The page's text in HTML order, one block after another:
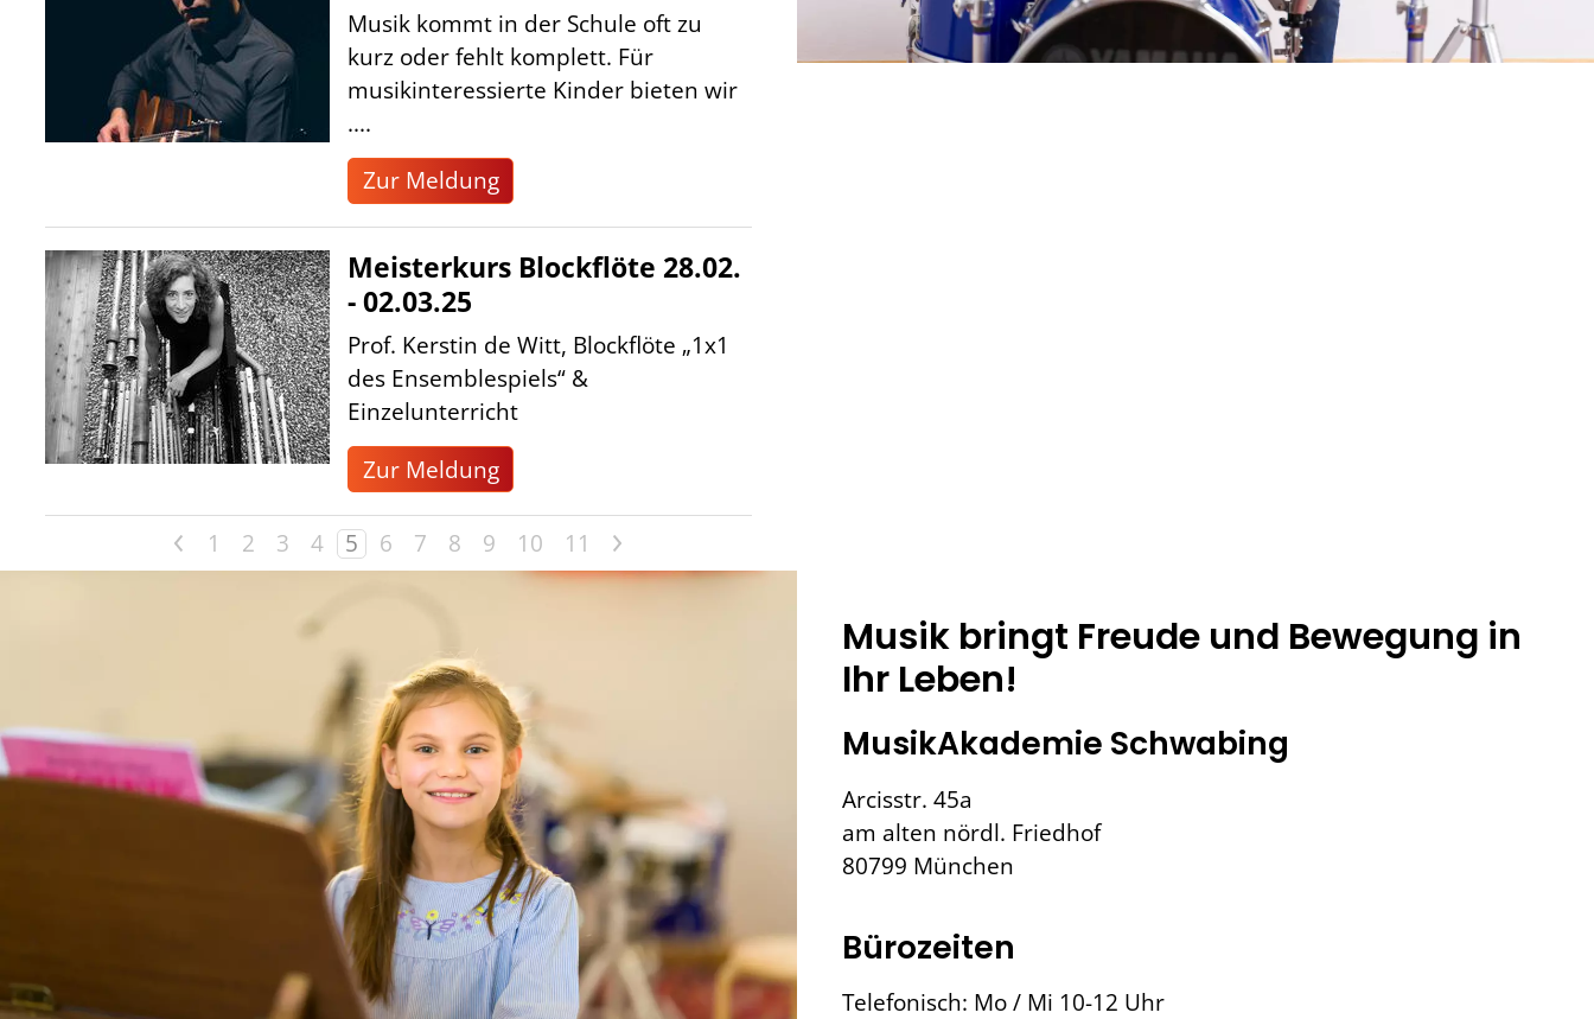
Musik kommt in der Schule oft zu
kurz oder fehlt komplett. Für
musikinteressierte Kinder bieten wir
....
Zur Meldung
Meisterkurs Blockflöte 28.02.
- 02.03.25
Prof. Kerstin de Witt, Blockflöte „1x1
des Ensemblespiels“ &
Einzelunterricht
Zur Meldung
< 1 2 3 4 5 6 7 8 9 10 11 >
Musik bringt Freude und Bewegung in
Ihr Leben!
MusikAkademie Schwabing
Arcisstr. 45a
am alten nördl. Friedhof
80799 München
Bürozeiten
Telefonisch: Mo / Mi 10-12 Uhr